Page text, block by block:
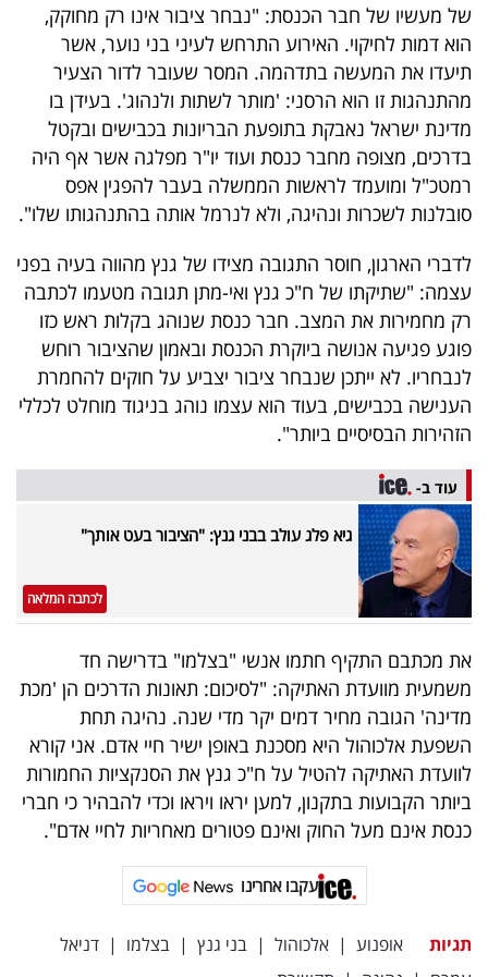
של מעשיו של חבר הכנסת: "נבחר ציבור אינו רק מחוקק,
הוא דמות לחיקוי. האירוע התרחש לעיני בני נוער, אשר
תיעדו את המעשה בתדהמה. המסר שעובר לדור הצעיר
מהתנהגות זו הוא הרסני: 'מותר לשתות ולנהוג'. בעידן בו
מדינת ישראל נאבקת בתופעת הבריונות בכבישים ובקטל
בדרכים, מצופה מחבר כנסת ועוד יו"ר מפלגה אשר אף היה
רמטכ"ל ומועמד לראשות הממשלה בעבר להפגין אפס
סובלנות לשכרות ונהיגה, ולא לנרמל אותה בהתנהגותו שלו".
לדברי הארגון, חוסר התגובה מצידו של גנץ מהווה בעיה בפני
עצמה: "שתיקתו של ח"כ גנץ ואי-מתן תגובה מטעמו לכתבה
רק מחמירות את המצב. חבר כנסת שנוהג בקלות ראש כזו
פוגע פגיעה אנושה ביוקרת הכנסת ובאמון שהציבור רוחש
לנבחריו. לא ייתכן שנבחר ציבור יצביע על חוקים להחמרת
הענישה בכבישים, בעוד הוא עצמו נוהג בניגוד מוחלט לכללי
הזהירות הבסיסיים ביותר".
עוד ב-
גיא פלג עולב בבני גנץ: "הציבור בעט אותך"
לכתבה המלאה
את מכתבם התקיף חתמו אנשי "בצלמו" בדרישה חד
משמעית מוועדת האתיקה: "לסיכום: תאונות הדרכים הן 'מכת
מדינה' הגובה מחיר דמים יקר מדי שנה. נהיגה תחת
השפעת אלכוהול היא מסכנת באופן ישיר חיי אדם. אני קורא
לוועדת האתיקה להטיל על ח"כ גנץ את הסנקציות החמורות
ביותר הקבועות בתקנון, למען יראו ויראו וכדי להבהיר כי חברי
כנסת אינם מעל החוק ואינם פטורים מאחריות לחיי אדם".
עקבו אחרינו
תגיות אופנוע | אלכוהול | בני גנץ | בצלמו | דניאל